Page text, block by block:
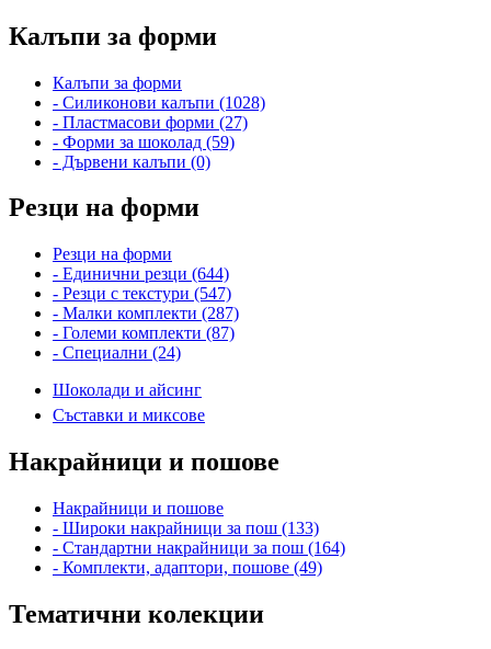
Калъпи за форми
Калъпи за форми
- Силиконови калъпи (1028)
- Пластмасови форми (27)
- Форми за шоколад (59)
- Дървени калъпи (0)
Резци на форми
Резци на форми
- Единични резци (644)
- Резци с текстури (547)
- Малки комплекти (287)
- Големи комплекти (87)
- Специални (24)
Шоколади и айсинг
Съставки и миксове
Накрайници и пошове
Накрайници и пошове
- Широки накрайници за пош (133)
- Стандартни накрайници за пош (164)
- Комплекти, адаптори, пошове (49)
Тематични колекции